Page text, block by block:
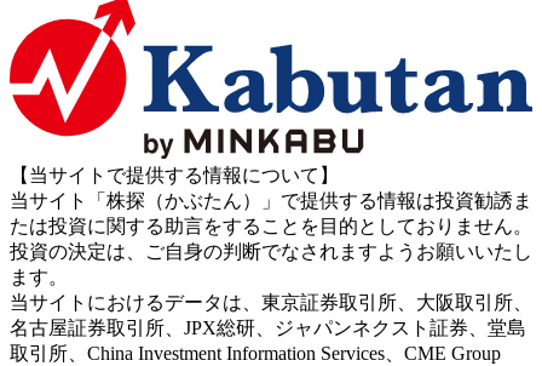
【当サイトで提供する情報について】
当サイト「株探（かぶたん）」で提供する情報は投資勧誘ま
たは投資に関する助言をすることを目的としておりません。
投資の決定は、ご自身の判断でなされますようお願いいたし
ます。
当サイトにおけるデータは、東京証券取引所、大阪取引所、
名古屋証券取引所、JPX総研、ジャパンネクスト証券、堂島
取引所、China Investment Information Services、CME Group